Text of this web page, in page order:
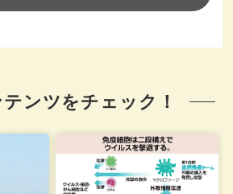
ンツをチェック！